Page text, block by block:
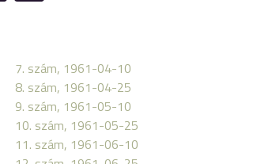
7. szám, 1961-04-10
8. szám, 1961-04-25
9. szám, 1961-05-10
10. szám, 1961-05-25
11. szám, 1961-06-10